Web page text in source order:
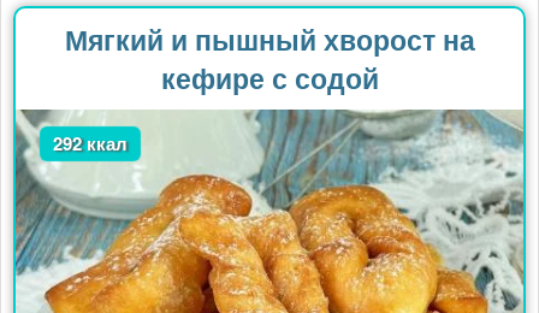
Мягкий и пышный хворост на
кефире с содой
292 ккал